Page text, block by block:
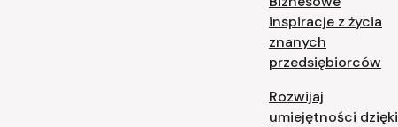
inspiracje z życia
znanych
przedsiębiorców
Rozwijaj
umiejętności dzięki